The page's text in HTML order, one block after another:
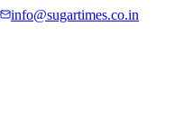
info@sugartimes.co.in